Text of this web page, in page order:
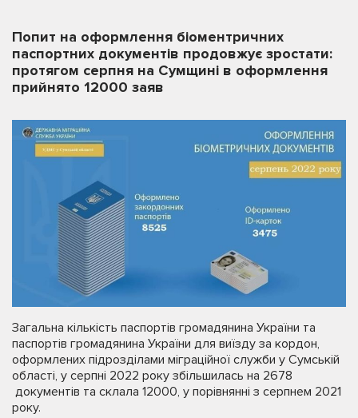
Попит на оформлення біоментричних
паспортних документів продовжує зростати:
протягом серпня на Сумщині в оформлення
прийнято 12000 заяв
Загальна кількість паспортів громадянина України та
паспортів громадянина України для виїзду за кордон,
оформлених підрозділами міграційної служби у Сумській
області, у серпні 2022 року збільшилась на 2678
документів та склала 12000, у порівнянні з серпнем 2021
року.